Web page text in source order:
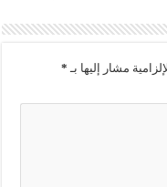
مشار إليها بـ *